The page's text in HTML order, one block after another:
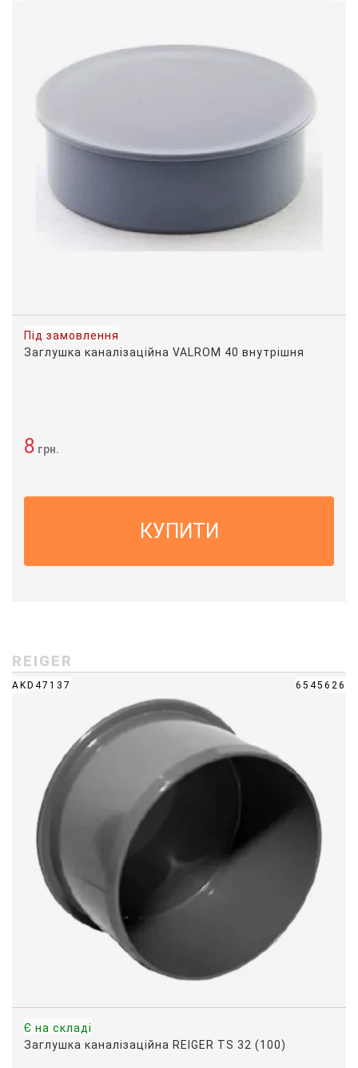
Під замовлення
Заглушка каналізаційна VALROM 40 внутрішня
8 грн.
КУПИТИ
REIGER
AKD47137 6545626
Є на складі
Заглушка каналізаційна REIGER TS 32 (100)